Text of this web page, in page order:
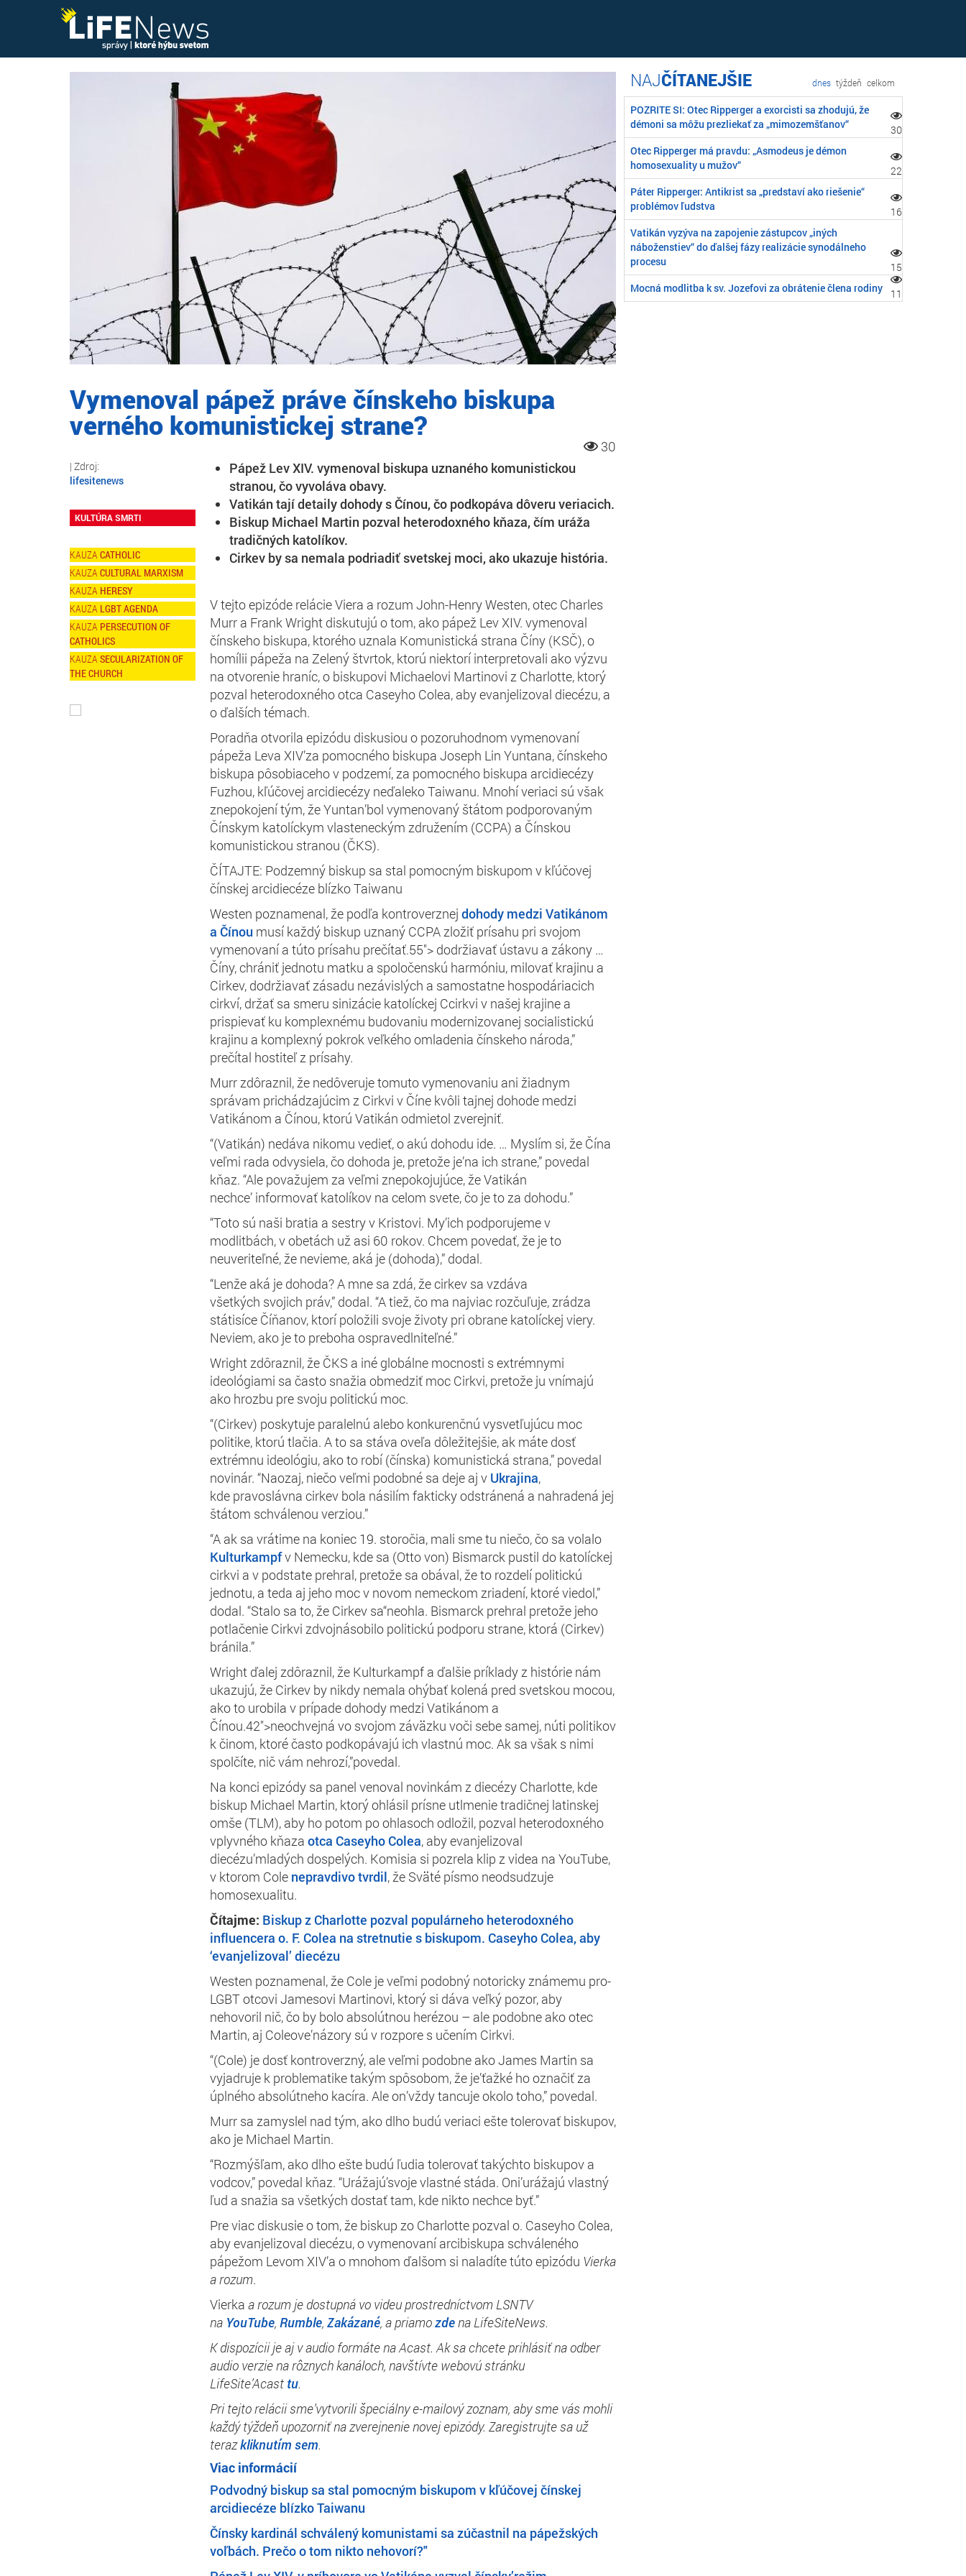
Vymenoval pápež práve čínskeho biskupa
verného komunistickej strane?
30
lifesitenews
KULTÚRA SMRTI
CATHOLIC
CULTURAL MARXISM
HERESY
LGBT AGENDA
PERSECUTION OF
CATHOLICS
SECULARIZATION OF
THE CHURCH
Pápež Lev XIV. vymenoval biskupa uznaného komunistickou
stranou, čo vyvoláva obavy.
Vatikán tají detaily dohody s Čínou, čo podkopáva dôveru veriacich.
Biskup Michael Martin pozval heterodoxného kňaza, čím uráža
tradičných katolíkov.
Cirkev by sa nemala podriadiť svetskej moci, ako ukazuje história.
V tejto epizóde relácie Viera a rozum John-Henry Westen, otec Charles
Murr a Frank Wright diskutujú o tom, ako pápež Lev XIV. vymenoval
čínskeho biskupa, ktorého uznala Komunistická strana Číny (KSČ), o
homílii pápeža na Zelený štvrtok, ktorú niektorí interpretovali ako výzvu
na otvorenie hraníc, o biskupovi Michaelovi Martinovi z Charlotte, ktorý
pozval heterodoxného otca Caseyho Colea, aby evanjelizoval diecézu, a
o ďalších témach.
Poradňa otvorila epizódu diskusiou o pozoruhodnom vymenovaní
pápeža Leva XIV’za pomocného biskupa Joseph Lin Yuntana, čínskeho
biskupa pôsobiaceho v podzemí, za pomocného biskupa arcidiecézy
Fuzhou, kľúčovej arcidiecézy neďaleko Taiwanu. Mnohí veriaci sú však
znepokojení tým, že Yuntan’bol vymenovaný štátom podporovaným
Čínskym katolíckym vlasteneckým združením (CCPA) a Čínskou
komunistickou stranou (ČKS).
ČÍTAJTE: Podzemný biskup sa stal pomocným biskupom v kľúčovej
čínskej arcidiecéze blízko Taiwanu
Westen poznamenal, že podľa kontroverznej dohody medzi Vatikánom
a Čínou musí každý biskup uznaný CCPA zložiť prísahu pri svojom
vymenovaní a túto prísahu prečítať.55"> dodržiavať ústavu a zákony …
Číny, chrániť jednotu matku a spoločenskú harmóniu, milovať krajinu a
Cirkev, dodržiavať zásadu nezávislých a samostatne hospodáriacich
cirkví, držať sa smeru sinizácie katolíckej Ccirkvi v našej krajine a
prispievať ku komplexnému budovaniu modernizovanej socialistickú
krajinu a komplexný pokrok veľkého omladenia čínskeho národa,”
prečítal hostiteľ z prísahy.
Murr zdôraznil, že nedôveruje tomuto vymenovaniu ani žiadnym
správam prichádzajúcim z Cirkvi v Číne kvôli tajnej dohode medzi
Vatikánom a Čínou, ktorú Vatikán odmietol zverejniť.
“(Vatikán) nedáva nikomu vedieť, o akú dohodu ide. … Myslím si, že Čína
veľmi rada odvysiela, čo dohoda je, pretože je’na ich strane,” povedal
kňaz. “Ale považujem za veľmi znepokojujúce, že Vatikán
nechce’ informovať katolíkov na celom svete, čo je to za dohodu.”
“Toto sú naši bratia a sestryv Kristovi. My’ich podporujeme v
modlitbách, v obetách už asi 60 rokov. Chcem povedať, že je to
neuveriteľné, že nevieme, aká je (dohoda),” dodal.
“Lenže aká je dohoda? A mne sa zdá, že cirkev sa vzdáva
všetkých svojich práv,” dodal. “A tiež, čo ma najviac rozčuľuje, zrádza
státisíce Číňanov, ktorí položili svoje životy pri obrane katolíckej viery.
Neviem, ako je to preboha ospravedlniteľné.”
Wright zdôraznil, že ČKS a iné globálne mocnosti s extrémnymi
ideológiami sa často snažia obmedziť moc Cirkvi, pretože ju vnímajú
ako hrozbu pre svoju politickú moc.
“(Cirkev) poskytuje paralelnú alebo konkurenčnú vysvetľujúcu moc
politike, ktorú tlačia. A to sa stáva oveľa dôležitejšie, ak máte dosť
extrémnu ideológiu, ako to robí (čínska) komunistická strana,” povedal
novinár. “Naozaj, niečo veľmi podobné sa deje aj v Ukrajina,
kde pravoslávna cirkev bola násilím fakticky odstránená a nahradená jej
štátom schválenou verziou.”
“A ak sa vrátime na koniec 19. storočia, mali sme tu niečo, čo sa volalo
Kulturkampfv Nemecku, kde sa (Otto von) Bismarck pustil do katolíckej
cirkvi a v podstate prehral, pretože sa obával, že to rozdelí politickú
jednotu, a teda aj jeho moc v novom nemeckom zriadení, ktoré viedol,”
dodal. “Stalo sa to, že Cirkev sa“neohla. Bismarck prehral pretože jeho
potlačenie Cirkvi zdvojnásobilo politickú podporu strane, ktorá (Cirkev)
bránila.”
Wright ďalej zdôraznil, že Kulturkampf a ďalšie príklady z histórie nám
ukazujú, že Cirkev by nikdy nemala ohýbať kolená pred svetskou mocou,
ako to urobila v prípade dohody medzi Vatikánom a
Čínou.42">neochvejná vo svojom záväzku voči sebe samej, núti politikov
k činom, ktoré často podkopávajú ich vlastnú moc. Ak sa však s nimi
spolčíte, nič vám nehrozí,”povedal.
Na konci epizódy sa panel venoval novinkám z diecézy Charlotte, kde
biskup Michael Martin, ktorý ohlásil prísne utlmenie tradičnej latinskej
omše (TLM), aby ho potom po ohlasoch odložil, pozval heterodoxného
vplyvného kňaza otca Caseyho Colea, aby evanjelizoval
diecézu’mladých dospelých. Komisia si pozrela klip z videa na YouTube,
v ktorom Cole nepravdivo tvrdil, že Sväté písmo neodsudzuje
homosexualitu.
Čítajme: Biskup z Charlotte pozval populárneho heterodoxného
influencera o. F. Colea na stretnutie s biskupom. Caseyho Colea, aby
‘evanjelizoval’ diecézu
Westen poznamenal, že Cole je veľmi podobný notoricky známemu pro-
LGBT otcovi Jamesovi Martinovi, ktorý si dáva veľký pozor, aby
nehovoril nič, čo by bolo absolútnou herézou – ale podobne ako otec
Martin, aj Coleove’názory sú v rozpore s učením Cirkvi.
“(Cole) je dosť kontroverzný, ale veľmi podobne ako James Martin sa
vyjadruje k problematiketakým spôsobom, že je’ťažké ho označiť za
úplného absolútneho kacíra. Ale on’vždy tancuje okolotoho,” povedal.
Murr sa zamyslel nad tým, ako dlho budú veriaci ešte tolerovať biskupov,
ako je Michael Martin.
“Rozmýšľam, ako dlho ešte budú ľudia tolerovať takýchto biskupov a
vodcov,” povedal kňaz. “Urážajú’svoje vlastné stáda. Oni’urážajú vlastný
ľud a snažia sa všetkých dostať tam, kde nikto nechce byť.”
Pre viac diskusie o tom, že biskup zo Charlotte pozval o. Caseyho Colea,
aby evanjelizoval diecézu, o vymenovaní arcibiskupa schváleného
pápežom Levom XIV’a o mnohom ďalšom si naladíte túto epizódu Vierka
a rozum.
Vierka a rozum je dostupná vo videu prostredníctvom LSNTV
na YouTube, Rumble, Zakázané, a priamozdena LifeSiteNews.
K dispozícii je aj v audio formáte na Acast. Ak sa chcete prihlásiť na odber
audio verzie na rôznych kanáloch, navštívte webovú stránku
LifeSite’Acast tu.
Pri tejto relácii sme’vytvorili špeciálny e-mailový zoznam, aby sme vás mohli
každý týždeň upozorniť na zverejnenie novej epizódy. Zaregistrujte sa už
terazkliknutím sem.
Viac informácií
Podvodný biskup sa stal pomocným biskupom v kľúčovej čínskej
arcidiecéze blízko Taiwanu
Čínsky kardinál schválený komunistami sa zúčastnil na pápežských
voľbách. Prečo o tom nikto nehovorí?"
ČÍTANEJŠIE dnes týždeň celkom
POZRITE SI: Otec Ripperger a exorcisti sa zhodujú, že
démoni sa môžu prezliekať za „mimozemšťanov“
30
Otec Ripperger má pravdu: „Asmodeus je démon
homosexuality u mužov“
22
Páter Ripperger: Antikrist sa „predstaví ako riešenie“
problémov ľudstva
16
Vatikán vyzýva na zapojenie zástupcov „iných
náboženstiev“ do ďalšej fázy realizácie synodálneho
procesu
15
Mocná modlitba k sv. Jozefovi za obrátenie člena rodiny
11